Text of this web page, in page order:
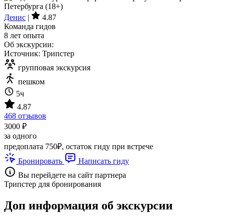
Денис |
4.87
Команда гидов
8 лет опыта
Об экскурсии:
Источник: Трипстер
групповая экскурсия
пешком
5ч
4.87
468 отзывов
3000 ₽
за одного
предоплата 750₽, остаток гиду при встрече
Бронировать
Написать гиду
Вы перейдете на сайт партнера
Трипстер для бронирования
Доп информация об экскурсии